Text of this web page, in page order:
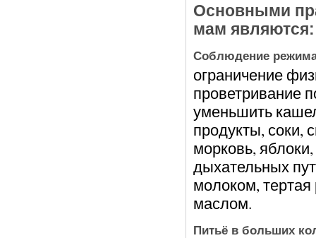
Основными
мам являются:
Соблюдение
ограничение
проветривание
уменьшить
продукты, соки,
морковь,
дыхательных
молоком,
маслом.
Питьё в больших